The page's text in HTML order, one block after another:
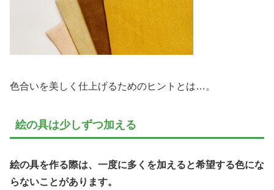
色合いを美しく仕上げるためのヒントとは…。
絵の具は少しずつ加える
絵の具を作る際は、一度に多くを加えると希望する色にな
らないことがあります。